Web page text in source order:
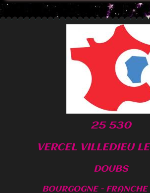
25 530
VERCEL VILLEDIEU
DOUBS
BOURGOGNE - FRANCHE